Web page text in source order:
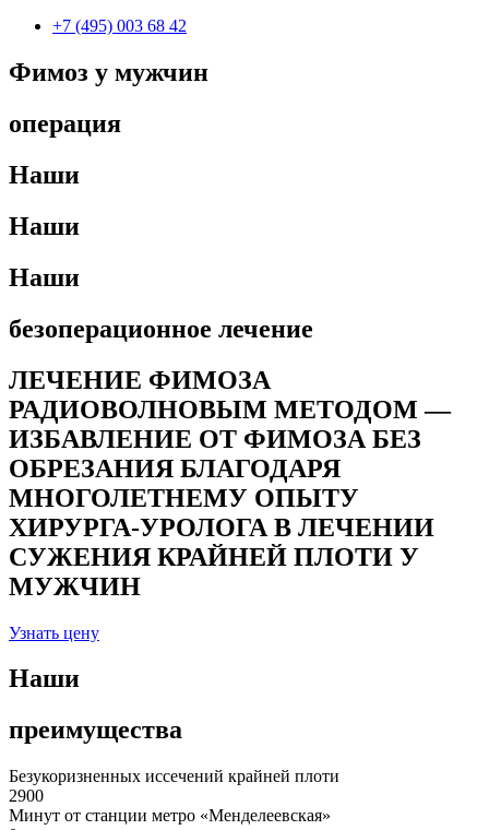
+7 (495) 003 68 42
Фимоз у мужчин
операция
Наши
Наши
Наши
безоперационное лечение
ЛЕЧЕНИЕ ФИМОЗА
РАДИОВОЛНОВЫМ МЕТОДОМ —
ИЗБАВЛЕНИЕ ОТ ФИМОЗА БЕЗ
ОБРЕЗАНИЯ БЛАГОДАРЯ
МНОГОЛЕТНЕМУ ОПЫТУ
ХИРУРГА-УРОЛОГА В ЛЕЧЕНИИ
СУЖЕНИЯ КРАЙНЕЙ ПЛОТИ У
МУЖЧИН
Узнать цену
Наши
преимущества
Безукоризненных иссечений крайней плоти
2900
Минут от станции метро «Менделеевская»